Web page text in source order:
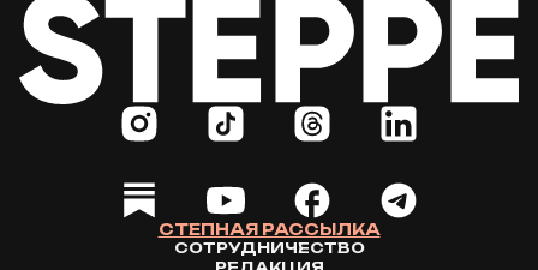
WORLD 4 Августа, 2026
Как современная юрта стала частью
крупнейшего арт-парка Европы
современной, не потеряв своей сути? Именно с
этого вопроса началась работа над проектом